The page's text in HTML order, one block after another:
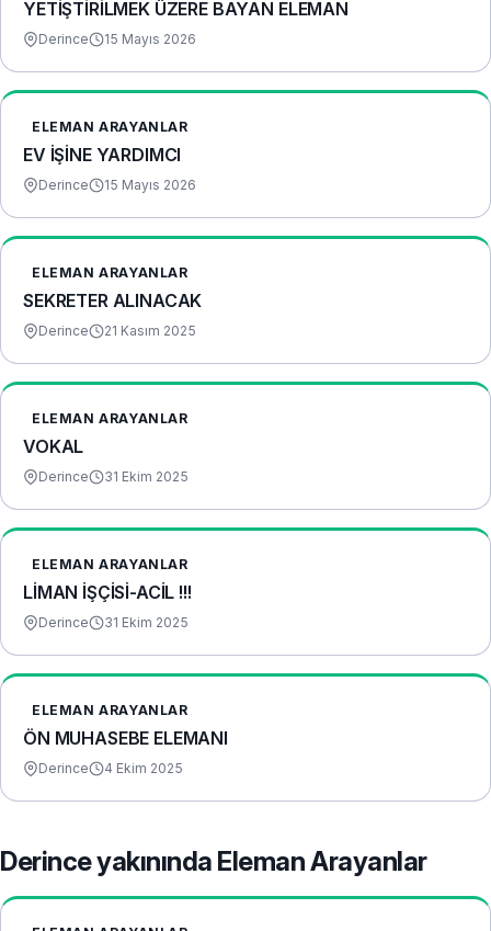
YETİŞTİRİLMEK ÜZERE BAYAN ELEMAN
Derince 15 Mayıs 2026
ELEMAN ARAYANLAR
EV İŞİNE YARDIMCI
Derince 15 Mayıs 2026
ELEMAN ARAYANLAR
SEKRETER ALINACAK
Derince 21 Kasım 2025
ELEMAN ARAYANLAR
VOKAL
Derince 31 Ekim 2025
ELEMAN ARAYANLAR
LİMAN İŞÇİSİ-ACİL !!!
Derince 31 Ekim 2025
ELEMAN ARAYANLAR
ÖN MUHASEBE ELEMANI
Derince 4 Ekim 2025
Derince yakınında Eleman Arayanlar